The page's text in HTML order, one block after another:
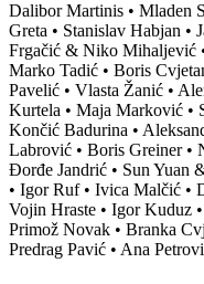
Dalibor Martinis • Mladen
Greta • Stanislav Habjan •
Frgačić & Niko Mihaljević
Marko Tadić • Boris
Pavelić • Vlasta Žanić •
Kurtela • Maja Marković •
Končić Badurina •
Labrović • Boris Greiner •
Đorđe Jandrić • Sun Yuan
• Igor Ruf • Ivica Malčić •
Vojin Hraste • Igor Kuduz
Primož Novak • Branka
Predrag Pavić • Ana